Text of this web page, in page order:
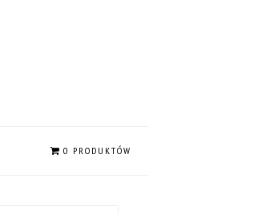
0 PRODUKTÓW